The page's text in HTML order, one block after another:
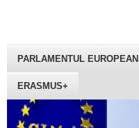
PARLAMENTUL EUROPEAN
ERASMUS+